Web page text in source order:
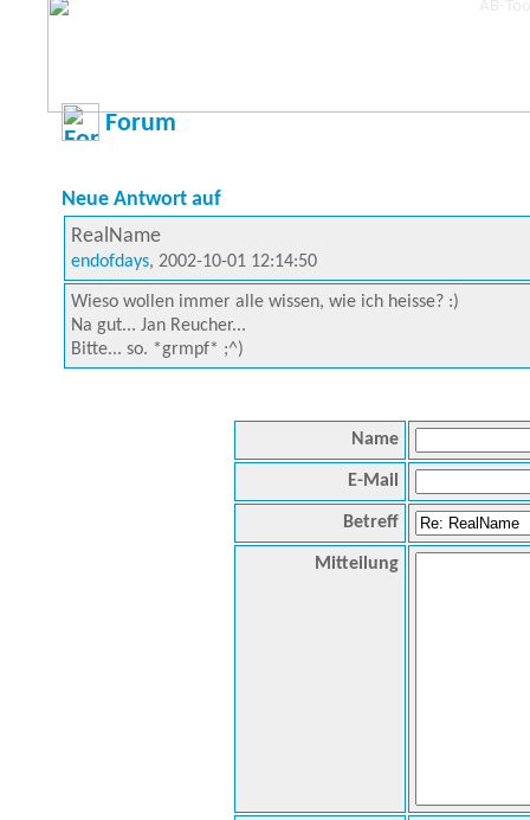
Forum
Neue Antwort auf
RealName
endofdays, 2002-10-01 12:14:50
Wieso wollen immer alle wissen, wie ich heisse? :)
Na gut... Jan Reucher...
Bitte... so. *grmpf* ;^)
Name
E-Mail
Betreff
Mitteilung